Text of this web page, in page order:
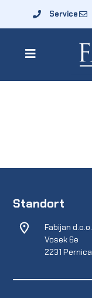
Service
Standort
Fabijan d.o.o.
Vosek 6e
2231 Pernica